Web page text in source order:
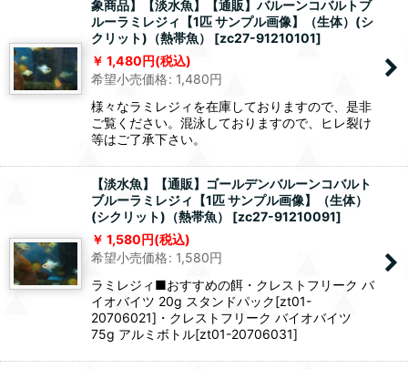
象商品】【淡水魚】【通販】バルーンコバルトブ
ルーラミレジィ【1匹 サンプル画像】（生体）(シ
クリット)（熱帯魚）
[zc27-91210101]
1,480円(税込)
希望小売価格: 1,480円
様々なラミレジィを在庫しておりますので、是非
ご覧ください。混泳しておりますので、ヒレ裂け
等はご了承下さい。
【淡水魚】【通販】ゴールデンバルーンコバルト
ブルーラミレジィ【1匹 サンプル画像】（生体）
(シクリット)（熱帯魚）
[zc27-91210091]
1,580円(税込)
希望小売価格: 1,580円
ラミレジィ■おすすめの餌・クレストフリーク バ
イオバイツ 20g スタンドパック[zt01-
20706021]・クレストフリーク バイオバイツ
75g アルミボトル[zt01-20706031]